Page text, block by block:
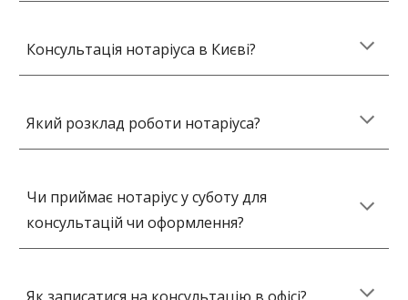
Консультація нотаріуса в Києві?
Який розклад роботи нотаріуса?
Чи приймає нотаріус у суботу для
консультацій чи оформлення?